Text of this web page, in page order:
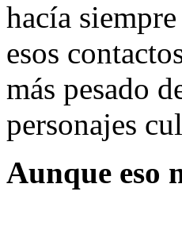
hacía
esos
más pesado
personajes
Aunque eso